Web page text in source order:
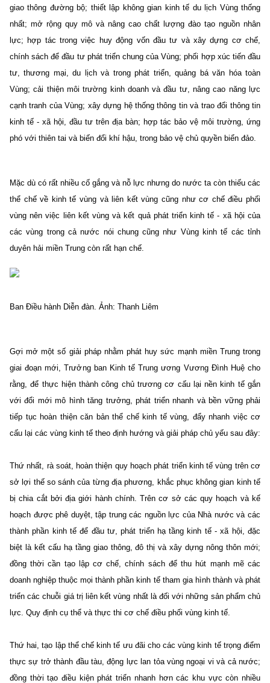
giao thông đường bộ; thiết lập không gian kinh tế du lịch Vùng thống
nhất; mở rộng quy mô và nâng cao chất lượng đào tạo nguồn nhân
lực; hợp tác trong việc huy động vốn đầu tư và xây dựng cơ chế,
chính sách để đầu tư phát triển chung của Vùng; phối hợp xúc tiến đầu
tư, thương mại, du lịch và trong phát triển, quảng bá văn hóa toàn
Vùng; cải thiện môi trường kinh doanh và đầu tư, nâng cao năng lực
cạnh tranh của Vùng; xây dựng hệ thống thông tin và trao đổi thông tin
kinh tế - xã hội, đầu tư trên địa bàn; hợp tác bảo vệ môi trường, ứng
phó với thiên tai và biến đổi khí hậu, trong bảo vệ chủ quyền biển đảo.
Mặc dù có rất nhiều cố gắng và nỗ lực nhưng do nước ta còn thiếu các
thể chế về kinh tế vùng và liên kết vùng cũng như cơ chế điều phối
vùng nên việc liên kết vùng và kết quả phát triển kinh tế - xã hội của
các vùng trong cả nước nói chung cũng như Vùng kinh tế các tỉnh
duyên hải miền Trung còn rất hạn chế.
Ban Điều hành Diễn đàn. Ảnh: Thanh Liêm
Gợi mở một số giải pháp nhằm phát huy sức mạnh miền Trung trong
giai đoạn mới, Trưởng ban Kinh tế Trung ương Vương Đình Huệ cho
rằng, để thực hiện thành công chủ trương cơ cấu lại nền kinh tế gắn
với đổi mới mô hình tăng trưởng, phát triển nhanh và bền vững phải
tiếp tục hoàn thiện căn bản thể chế kinh tế vùng, đẩy nhanh việc cơ
cấu lại các vùng kinh tế theo định hướng và giải pháp chủ yếu sau đây:
Thứ nhất, rà soát, hoàn thiện quy hoạch phát triển kinh tế vùng trên cơ
sở lợi thế so sánh của từng địa phương, khắc phục không gian kinh tế
bị chia cắt bởi địa giới hành chính. Trên cơ sở các quy hoạch và kế
hoạch được phê duyệt, tập trung các nguồn lực của Nhà nước và các
thành phần kinh tế để đầu tư, phát triển hạ tầng kinh tế - xã hội, đặc
biệt là kết cấu hạ tầng giao thông, đô thị và xây dựng nông thôn mới;
đồng thời cần tạo lập cơ chế, chính sách để thu hút mạnh mẽ các
doanh nghiệp thuộc mọi thành phần kinh tế tham gia hình thành và phát
triển các chuỗi giá trị liên kết vùng nhất là đối với những sản phẩm chủ
lực. Quy định cụ thể và thực thi cơ chế điều phối vùng kinh tế.
Thứ hai, tạo lập thể chế kinh tế ưu đãi cho các vùng kinh tế trọng điểm
thực sự trở thành đầu tàu, động lực lan tỏa vùng ngoại vi và cả nước;
đồng thời tạo điều kiện phát triển nhanh hơn các khu vực còn nhiều